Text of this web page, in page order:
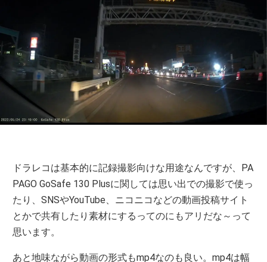
ドラレコは基本的に記録撮影向けな用途なんですが、PA
PAGO GoSafe 130 Plusに関しては思い出での撮影で使っ
たり、SNSやYouTube、ニコニコなどの動画投稿サイト
とかで共有したり素材にするってのにもアリだな～って
思います。
あと地味ながら動画の形式もmp4なのも良い。mp4は幅